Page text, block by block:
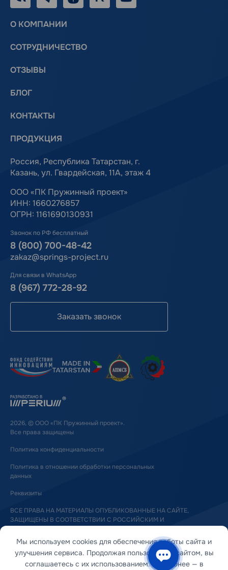
О КОМПАНИИ
СОТРУДНИЧЕСТВО
ОТЗЫВЫ
БЛОГ
КОНТАКТЫ
ПРОДУКЦИЯ
Россия, Республика Татарстан, г.
Казань, ул. Гвардейская, 11А, этаж 4
ООО «ПК Пружинный проект»
ИНН: 1660276857
ОГРН: 1161690130931
Звонок по РФ бесплатный
8 (800) 700-48-42
zakaz@springs-project.ru
Для связи в WhatsApp
8 (967) 772-28-92
Заказать звонок
2026, © ООО «ПК Пружинный проект».
Все права защищены
Политика конфиденциальности
Политика в отношении обработки персональных
данных
Реквизиты
ВСЕ ПРАВА НА МАТЕРИАЛЫ ОПУБЛИКОВАННЫЕ НА САЙТЕ,
ЗАЩИЩЕНЫ В СООТВЕТСТВИИ С РОССИЙСКИМ И
И СМЕЖНЫХ ПРАВАХ
Мы используем cookies для обеспечения работы сайта и
улучшения сервиса. Продолжая пользоваться сайтом, вы
соглашаетесь с их использованием. Подробнее — в